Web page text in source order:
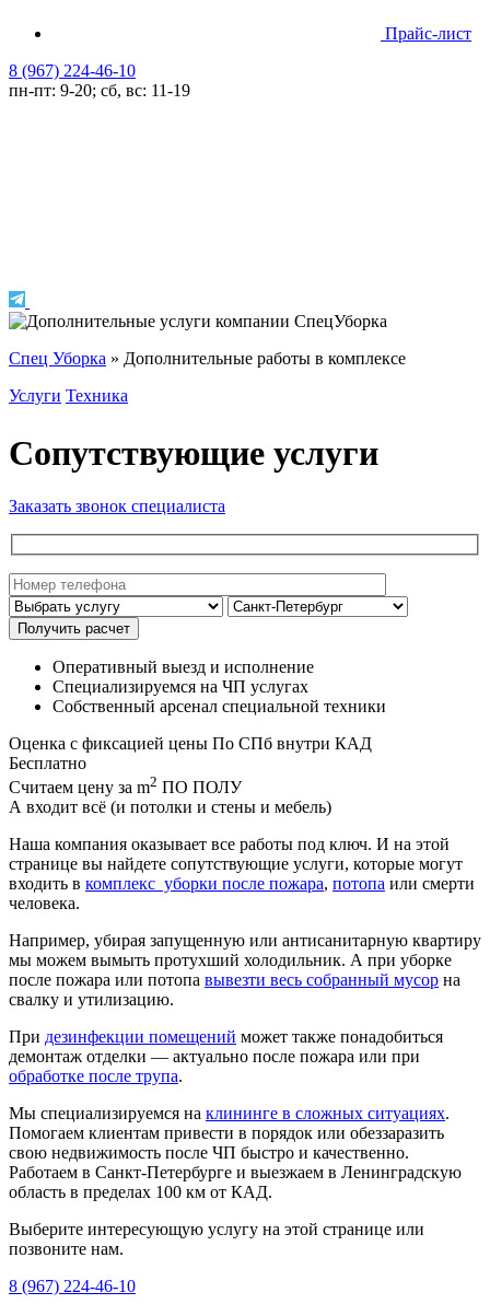
Прайс-лист
8 (967) 224-46-10
пн-пт: 9-20; сб, вс: 11-19
Спец Уборка » Дополнительные работы в комплексе
Услуги Техника
Сопутствующие услуги
Заказать звонок специалиста
Оперативный выезд и исполнение
Специализируемся на ЧП услугах
Собственный арсенал специальной техники
Оценка с фиксацией цены По СПб внутри КАД
Бесплатно
Считаем цену за m2 ПО ПОЛУ
А входит всё (и потолки и стены и мебель)
Наша компания оказывает все работы под ключ. И на этой
странице вы найдете сопутствующие услуги, которые могут
входить в комплекс уборки после пожара, потопа или смерти
человека.
Например, убирая запущенную или антисанитарную квартиру
мы можем вымыть протухший холодильник. А при уборке
после пожара или потопа вывезти весь собранный мусор на
свалку и утилизацию.
При дезинфекции помещений может также понадобиться
демонтаж отделки — актуально после пожара или при
обработке после трупа.
Мы специализируемся на клининге в сложных ситуациях.
Помогаем клиентам привести в порядок или обеззаразить
свою недвижимость после ЧП быстро и качественно.
Работаем в Санкт-Петербурге и выезжаем в Ленинградскую
область в пределах 100 км от КАД.
Выберите интересующую услугу на этой странице или
позвоните нам.
8 (967) 224-46-10